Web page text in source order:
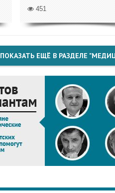
451
ПОКАЗАТЬ ЕЩЁ В РАЗДЕЛЕ